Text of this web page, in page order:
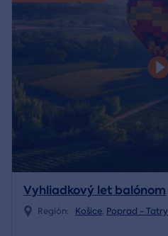
Vyhliadkový let balónom
Región: Košice, Poprad - Tatry